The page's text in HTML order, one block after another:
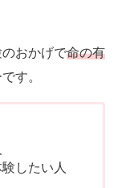
おかげで命の有
す。
したい人